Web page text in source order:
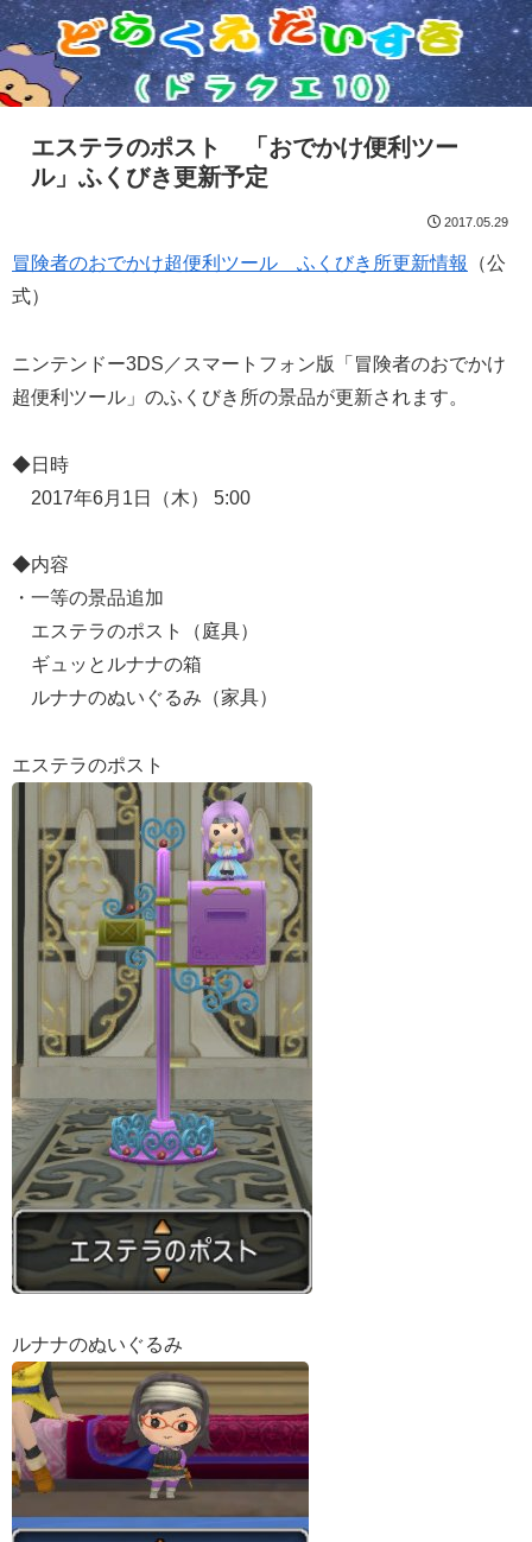
エステラのポスト 「おでかけ便利ツー
ル」ふくびき更新予定
2017.05.29
冒険者のおでかけ超便利ツール ふくびき所更新情報
（公
式）
ニンテンドー3DS／スマートフォン版「冒険者のおでかけ
超便利ツール」のふくびき所の景品が更新されます。
◆日時
2017年6月1日（木） 5:00
◆内容
・一等の景品追加
エステラのポスト（庭具）
ギュッとルナナの箱
ルナナのぬいぐるみ（家具）
エステラのポスト
ルナナのぬいぐるみ